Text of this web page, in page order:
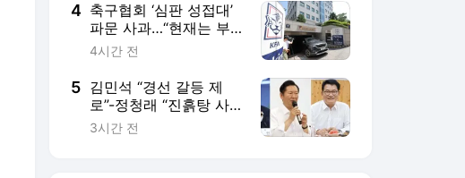
4 축구협회 ‘심판 성접대’
파문 사과…“현재는 부
적절 행위 없다”
4시간 전
5 김민석 “경선 갈등 제
로”-정청래 “진흙탕 사
과부터”…제주 순회경선
3시간 전